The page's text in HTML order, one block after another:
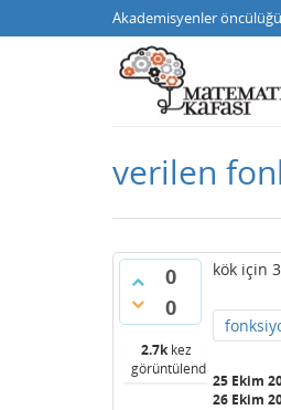
Akademisyenler
verilen
0
0
2.7kkez
görüntülendi
kök için
25 Ekim
26 Ekim